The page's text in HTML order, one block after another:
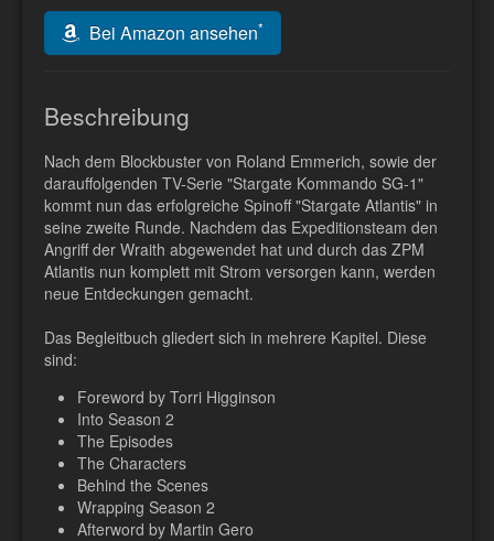
Bei Amazon ansehen*
Beschreibung
Nach dem Blockbuster von Roland Emmerich, sowie der
darauffolgenden TV-Serie "Stargate Kommando SG-1"
kommt nun das erfolgreiche Spinoff "Stargate Atlantis" in
seine zweite Runde. Nachdem das Expeditionsteam den
Angriff der Wraith abgewendet hat und durch das ZPM
Atlantis nun komplett mit Strom versorgen kann, werden
neue Entdeckungen gemacht.
Das Begleitbuch gliedert sich in mehrere Kapitel. Diese
sind:
Foreword by Torri Higginson
Into Season 2
The Episodes
The Characters
Behind the Scenes
Wrapping Season 2
Afterword by Martin Gero